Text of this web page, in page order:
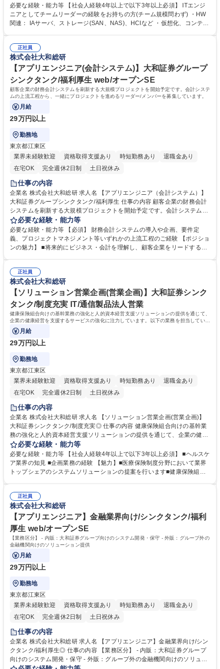
OS、MWバージョンアップ、システム保守の自動化、災害対策訓練の計画
立案といった案件の推進 ・新規サービス導入、制度対応、システム更改時
のシステム保守内容変更に関する審査業務 など 募集職種 【インフラエン
必要な経験・能力等 【社会人経験4年以上で以下3年以上必須】 ITエンジ
ニアとしてチームリーダーの経験をお持ちの方(チーム規模問わず) ・HW
関連： IAサーバ、ストレージ(SAN、NAS)、HCIなど ・仮想化、コンテナ
ラウド関連： AWS、Azure、GCP、OCIなど 学歴・資格 学歴：大学院 大
学 語学力： 資格：
正社員
株式会社大和総研
【アプリエンジニア(会計システム)】大和証券グループ
シンクタンク/福利厚生 web/オープンSE
顧客企業の財務会計システムを刷新する大規模プロジェクトを開始予定です。会計システ
ムの上流工程から、一緒にプロジェクトを進めるリーダー/メンバーを募集しています。
月給
29万円以上
勤務地
東京都江東区
業界未経験歓迎
資格取得支援あり 時短勤務あり
退職金あり
在宅OK
完全週休2日制 土日祝休み
仕事の内容
企業名 株式会社大和総研 求人名 【アプリエンジニア（会計システム）】
大和証券グループシンクタンク/福利厚生 仕事の内容 顧客企業の財務会計
システムを刷新する大規模プロジェクトを開始予定です。会計システムの
上流工程から、一緒にプロジェクトを進めるリーダー/メンバーを募集して
います。 【業務例】■顧客の将来的なビジネス要件の理解と分析■ビジネ
ス要件に基づいた財務会計システムの設計とカスタマイズ■データ移行や
システムテストといった新システム移行のための対応■新システム導入後
くつかを徐々にお任せしていきます。 募集職種 【アプリエンジニア（会
計システム）】大和証券グループシンクタンク/福利厚生
必要な経験・能力等
必要な経験・能力等 【必須】 財務会計システムの導入や企画、要件定
義、プロジェクトマネジメント等いずれかの上流工程のご経験 【ポジショ
ンの魅力】 ■将来的にビジネス・会計を理解し、顧客企業をリードするコ
な意見交換ができる組織風土です。 ■顧客との距離も近く、ユーザー視点
で考え、ユーザーのためになるシステムを構築している実感が持てます。
学歴・資格 学歴：大学院 大学 語学力： 資格：
正社員
株式会社大和総研
【ソリューション営業企画(営業企画)】大和証券シンク
タンク/制度充実 IT/通信製品法人営業
健康保険組合向けの基幹業務の強化と人的資本経営支援ソリューションの提供を通じて、
企業の健康経営を支援するサービスの強化に注力しています。以下の業務を担当していた
だきます。
月給
29万円以上
勤務地
東京都江東区
業界未経験歓迎
資格取得支援あり 時短勤務あり
退職金あり
在宅OK
完全週休2日制 土日祝休み
仕事の内容
企業名 株式会社大和総研 求人名 【ソリューション営業企画(営業企画)】
大和証券シンクタンク/制度充実◎ 仕事の内容 健康保険組合向けの基幹業
務の強化と人的資本経営支援ソリューションの提供を通じて、企業の健康
経営を支援するサービスの強化に注力しています。以下の業務を担当して
いただきます。 。【業務詳細】■健康保険組合または国民健康保険組合向
けの自社ソリューションの提案・受注活動（既存顧客、新規顧客いずれも
担当する可能性があります。引き合いも多いため新規の場合も、顧客から
【ソリューション営業企画(営業企画)】大和証券シンクタンク/制度充実◎
必要な経験・能力等
必要な経験・能力等 【社会人経験4年以上で以下3年以上必須】 ■ヘルスケ
ア業界の知見 ■企画業務の経験 【魅力】■医療保険制度分野において業界
トップシェアのシステムソリューションの提案を行います■健康保険組合
カル等、大規模システムの構築・運用実績で培ったノウハウのほか、AI/ビ
ッグデータ、RPA等の先端技術の取り組みも適宜活用しています。 学歴・
資格 学歴：大学院 大学 語学力： 資格：
正社員
株式会社大和総研
【アプリエンジニア】金融業界向け/シンクタンク/福利
厚生 web/オープンSE
【業務区分】 - 内販：大和証券グループ向けのシステム開発・保守 - 外販：グループ外の
金融機関向けのソリューション提供
月給
29万円以上
勤務地
東京都江東区
業界未経験歓迎
資格取得支援あり 時短勤務あり
退職金あり
在宅OK
完全週休2日制 土日祝休み
仕事の内容
企業名 株式会社大和総研 求人名 【アプリエンジニア】金融業界向け/シン
クタンク/福利厚生◎ 仕事の内容 【業務区分】 - 内販：大和証券グループ
向けのシステム開発・保守 - 外販：グループ外の金融機関向けのソリュー